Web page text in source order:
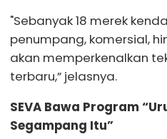
"Sebanyak 18 merek
penumpang, komersial,
akan memperkenalkan
terbaru,” jelasnya.
SEVA Bawa Program
Segampang Itu”